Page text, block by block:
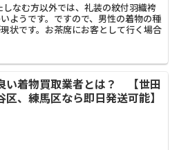
なむ方以外では、礼装の紋付羽織袴
ようです。ですので、男性の着物の種
状です。お茶席にお客として行く場合
い着物買取業者とは？ 【世田
区、練馬区なら即日発送可能】